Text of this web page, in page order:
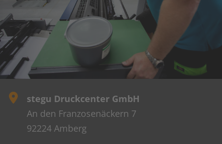
stegu Druckcenter GmbH
An den Franzosenäckern 7
92224 Amberg